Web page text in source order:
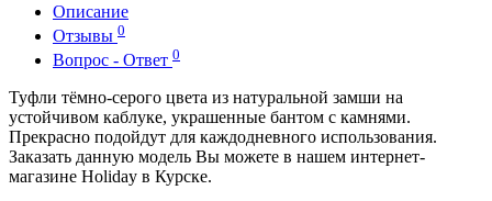
Описание
Отзывы 0
Вопрос - Ответ 0
Туфли тёмно-серого цвета из натуральной замши на
устойчивом каблуке, украшенные бантом с камнями.
Прекрасно подойдут для каждодневного использования.
Заказать данную модель Вы можете в нашем интернет-
магазине Holiday в Курске.